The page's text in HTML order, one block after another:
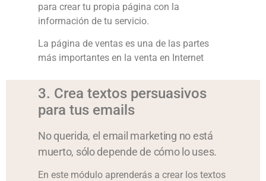
para crear tu propia página con la
información de tu servicio.
La página de ventas es una de las partes
más importantes en la venta en Internet
3. Crea textos persuasivos
para tus emails
No querida, el email marketing no está
muerto, sólo depende de cómo lo uses.
En este módulo aprenderás a crear los textos